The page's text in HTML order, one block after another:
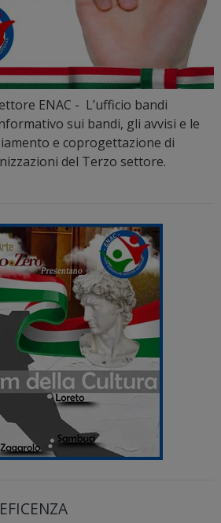
ENAC - L’ufficio bandi
sui bandi, gli avvisi e le
e coprogettazione di
del Terzo settore.